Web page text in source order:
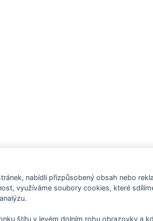
pozvánky na kulturní a sportovní akce?
nabídli přizpůsobený obsah nebo
využíváme soubory cookies, které
štítu v levém dolním rohu obrazovky a